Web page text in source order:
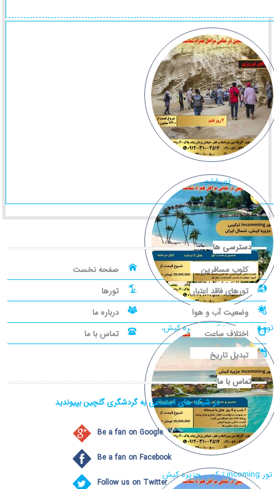
تور قشم
تور incoming ترکیبی جزیره کیش،
شمال ایران
تور incoming ترکیبی جزیره کیش
دسترسی ها
کلوپ مسافرین
صفحه نخست
تورهای فاقد اعتبار
تورها
وضعیت آب و هوا
درباره ما
اختلاف ساعت
تماس با ما
تبدیل تاریخ
تماس با ما
در شبکه های اجتماعی به گردشگری گلچین بپیوندید
Be a fan on Google
Be a fan on Facebook
Follow us on Twitter